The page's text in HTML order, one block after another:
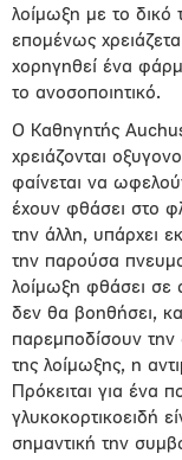
λοίμωξη με το δικό
επομένως
χορηγηθεί ένα
το ανοσοποιητικό.
Ο Καθηγητής
χρειάζονται
φαίνεται να
έχουν φθάσει στο
την άλλη, υπάρχει
την παρούσα
λοίμωξη φθάσει σε
δεν θα βοηθήσει,
παρεμποδίσουν
της λοίμωξης, η
Πρόκειται για ένα
γλυκοκορτικοειδή
σημαντική την